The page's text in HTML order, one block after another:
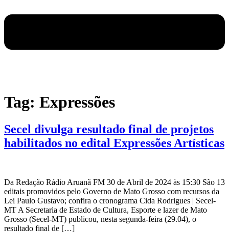
Tag: Expressões
Secel divulga resultado final de projetos
habilitados no edital Expressões Artísticas
Da Redação Rádio Aruanã FM 30 de Abril de 2024 às 15:30 São 13
editais promovidos pelo Governo de Mato Grosso com recursos da
Lei Paulo Gustavo; confira o cronograma Cida Rodrigues | Secel-
MT A Secretaria de Estado de Cultura, Esporte e lazer de Mato
Grosso (Secel-MT) publicou, nesta segunda-feira (29.04), o
resultado final de […]